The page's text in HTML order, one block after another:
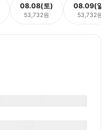
08.08(토)
53,732원
08.09(일)
53,732원